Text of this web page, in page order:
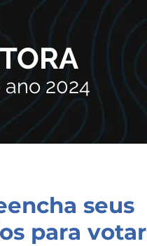
2024
seus
para votar